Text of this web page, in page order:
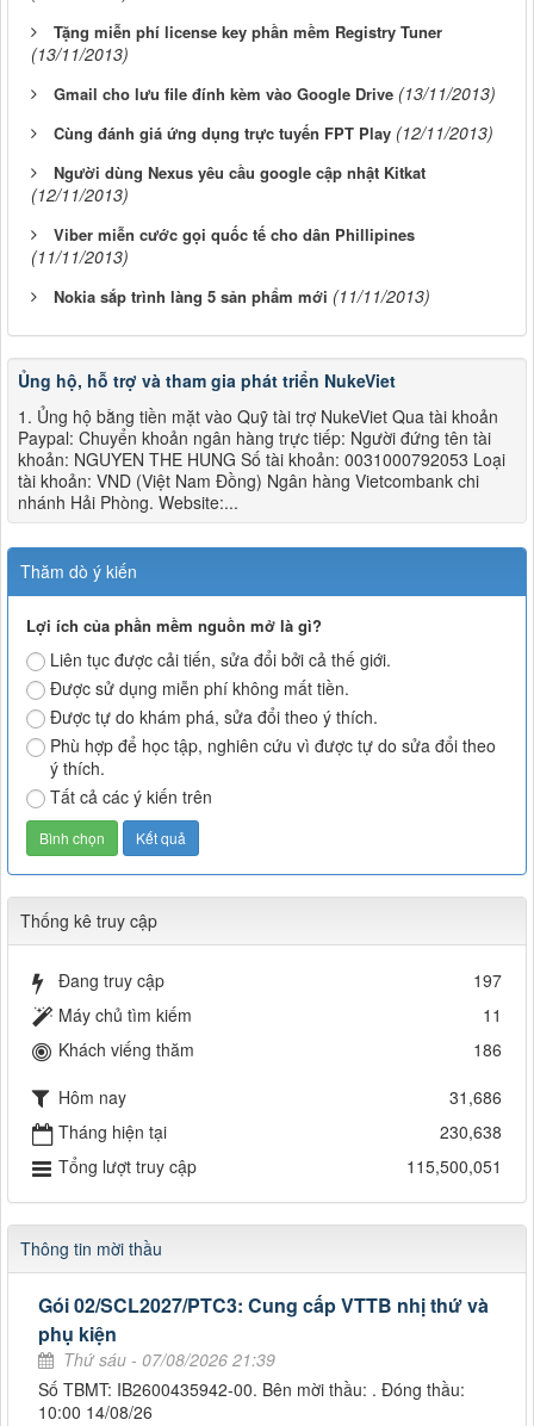
Tặng miễn phí license key phần mềm Registry Tuner
(13/11/2013)
Gmail cho lưu file đính kèm vào Google Drive (13/11/2013)
Cùng đánh giá ứng dụng trực tuyến FPT Play (12/11/2013)
Người dùng Nexus yêu cầu google cập nhật Kitkat
(12/11/2013)
Viber miễn cước gọi quốc tế cho dân Phillipines
(11/11/2013)
Nokia sắp trình làng 5 sản phẩm mới (11/11/2013)
Ủng hộ, hỗ trợ và tham gia phát triển NukeViet
1. Ủng hộ bằng tiền mặt vào Quỹ tài trợ NukeViet Qua tài khoản
Paypal: Chuyển khoản ngân hàng trực tiếp: Người đứng tên tài
khoản: NGUYEN THE HUNG Số tài khoản: 0031000792053 Loại
tài khoản: VND (Việt Nam Đồng) Ngân hàng Vietcombank chi
nhánh Hải Phòng. Website:...
Thăm dò ý kiến
Lợi ích của phần mềm nguồn mở là gì?
Liên tục được cải tiến, sửa đổi bởi cả thế giới.
Được sử dụng miễn phí không mất tiền.
Được tự do khám phá, sửa đổi theo ý thích.
Phù hợp để học tập, nghiên cứu vì được tự do sửa đổi theo
ý thích.
Tất cả các ý kiến trên
Thống kê truy cập
Đang truy cập
197
Máy chủ tìm kiếm
11
Khách viếng thăm
186
Hôm nay
31,686
Tháng hiện tại
230,638
Tổng lượt truy cập
115,500,051
Thông tin mời thầu
Gói 02/SCL2027/PTC3: Cung cấp VTTB nhị thứ và
phụ kiện
Thứ sáu - 07/08/2026 21:39
Số TBMT: IB2600435942-00. Bên mời thầu: . Đóng thầu:
10:00 14/08/26